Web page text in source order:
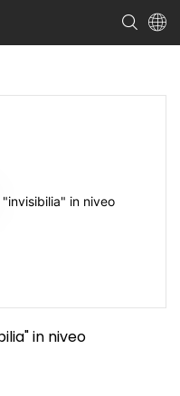
in niveo